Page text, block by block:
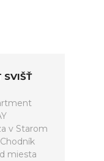
SVIŠŤ
v Starom
miesta